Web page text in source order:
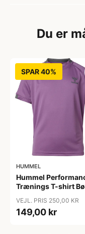
Du er
SPAR 40%
HUMMEL
Hummel
Trænings T-shirt
VEJL. PRIS 250,00 KR
149,00 kr